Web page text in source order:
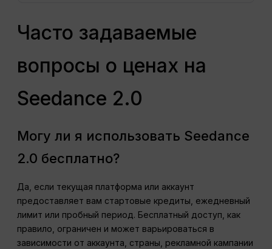
Часто задаваемые
вопросы о ценах на
Seedance 2.0
Могу ли я использовать Seedance
2.0 бесплатно?
Да, если текущая платформа или аккаунт
предоставляет вам стартовые кредиты, ежедневный
лимит или пробный период. Бесплатный доступ, как
правило, ограничен и может варьироваться в
зависимости от аккаунта, страны, рекламной кампании